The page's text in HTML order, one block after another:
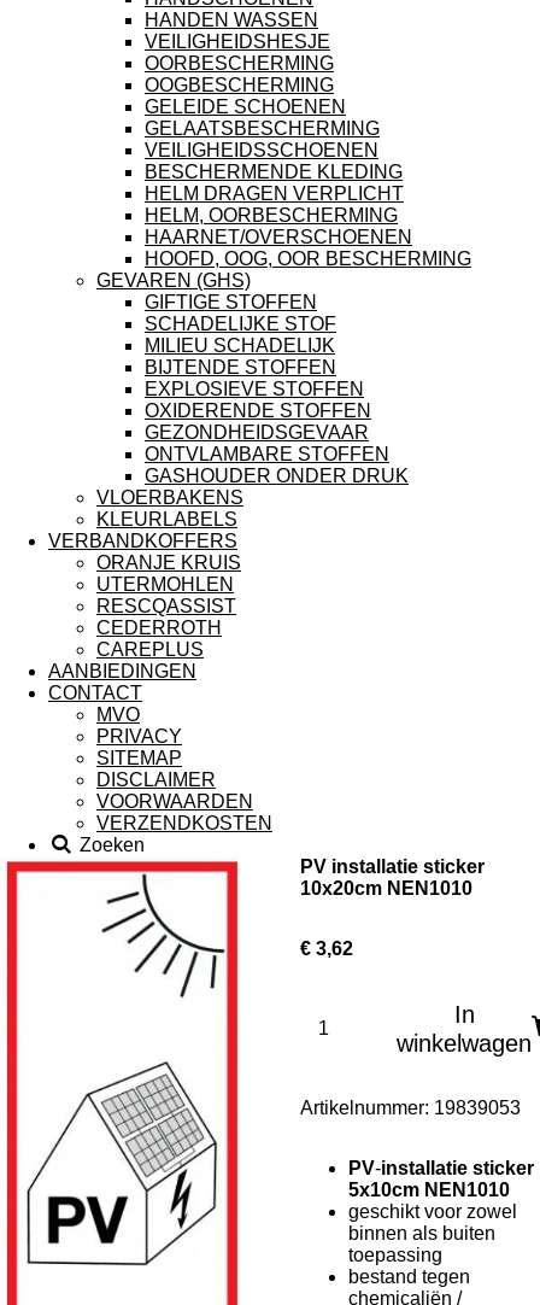
HANDEN WASSEN
VEILIGHEIDSHESJE
OORBESCHERMING
OOGBESCHERMING
GELEIDE SCHOENEN
GELAATSBESCHERMING
VEILIGHEIDSSCHOENEN
BESCHERMENDE KLEDING
HELM DRAGEN VERPLICHT
HELM, OORBESCHERMING
HAARNET/OVERSCHOENEN
HOOFD, OOG, OOR BESCHERMING
GEVAREN (GHS)
GIFTIGE STOFFEN
SCHADELIJKE STOF
MILIEU SCHADELIJK
BIJTENDE STOFFEN
EXPLOSIEVE STOFFEN
OXIDERENDE STOFFEN
GEZONDHEIDSGEVAAR
ONTVLAMBARE STOFFEN
GASHOUDER ONDER DRUK
VLOERBAKENS
KLEURLABELS
VERBANDKOFFERS
ORANJE KRUIS
UTERMOHLEN
RESCQASSIST
CEDERROTH
CAREPLUS
AANBIEDINGEN
CONTACT
MVO
PRIVACY
SITEMAP
DISCLAIMER
VOORWAARDEN
VERZENDKOSTEN
Zoeken
PV installatie sticker
10x20cm NEN1010
€ 3,62
In
winkelwagen
Artikelnummer: 19839053
PV-installatie sticker
5x10cm NEN1010
geschikt voor zowel
binnen als buiten
toepassing
bestand tegen
chemicaliën /